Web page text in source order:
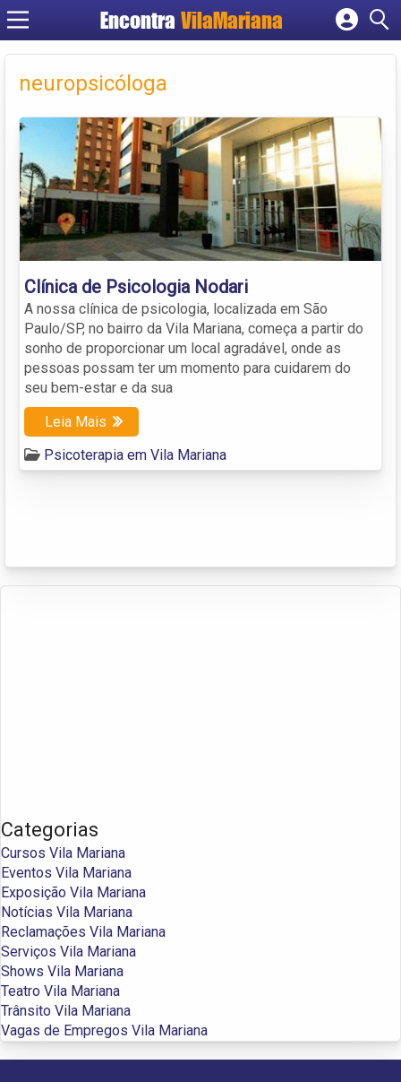
EncontraVilaMariana
Cadastrar empresa
neuropsicóloga
Clínica de Psicologia Nodari
A nossa clínica de psicologia, localizada em São
Paulo/SP, no bairro da Vila Mariana, começa a partir do
sonho de proporcionar um local agradável, onde as
pessoas possam ter um momento para cuidarem do
seu bem-estar e da sua
Leia Mais
Psicoterapia em Vila Mariana
Categorias
Cursos Vila Mariana
Eventos Vila Mariana
Exposição Vila Mariana
Notícias Vila Mariana
Reclamações Vila Mariana
Serviços Vila Mariana
Shows Vila Mariana
Teatro Vila Mariana
Trânsito Vila Mariana
Vagas de Empregos Vila Mariana